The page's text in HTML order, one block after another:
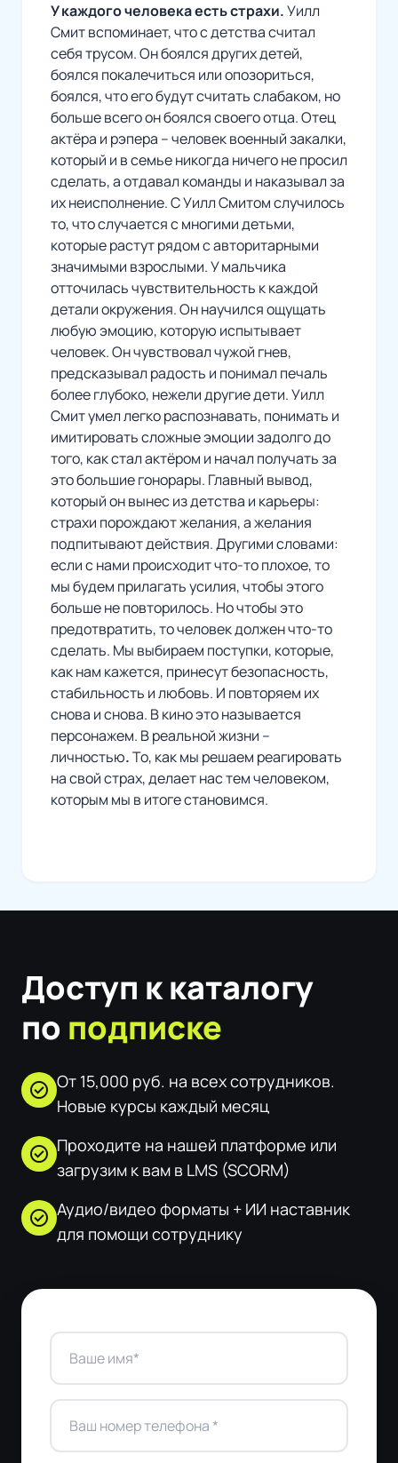
У каждого человека есть страхи.Уилл
Смит вспоминает, что с детства считал
себя трусом. Он боялся других детей,
боялся покалечиться или опозориться,
боялся, что его будут считать слабаком, но
больше всего он боялся своего отца. Отец
актёра и рэпера – человек военный закалки,
который и в семье никогда ничего не просил
сделать, а отдавал команды и наказывал за
их неисполнение. С Уилл Смитом случилось
то, что случается с многими детьми,
которые растут рядом с авторитарными
значимыми взрослыми. У мальчика
отточилась чувствительность к каждой
детали окружения. Он научился ощущать
любую эмоцию, которую испытывает
человек. Он чувствовал чужой гнев,
предсказывал радость и понимал печаль
более глубоко, нежели другие дети. Уилл
Смит умел легко распознавать, понимать и
имитировать сложные эмоции задолго до
того, как стал актёром и начал получать за
это большие гонорары. Главный вывод,
который он вынес из детства и карьеры:
страхи порождают желания, а желания
подпитывают действия. Другими словами:
если с нами происходит что-то плохое, то
мы будем прилагать усилия, чтобы этого
больше не повторилось. Но чтобы это
предотвратить, то человек должен что-то
сделать. Мы выбираем поступки, которые,
как нам кажется, принесут безопасность,
стабильность и любовь. И повторяем их
снова и снова. В кино это называется
персонажем. В реальной жизни –
личностью.То, как мы решаем реагировать
на свой страх, делает нас тем человеком,
которым мы в итоге становимся.
Доступ к каталогу
по подписке
check_circle От 15,000 руб. на всех сотрудников.
Новые курсы каждый месяц
check_circle Проходите на нашей платформе или
загрузим к вам в LMS (SCORM)
check_circle Аудио/видео форматы + ИИ наставник
для помощи сотруднику